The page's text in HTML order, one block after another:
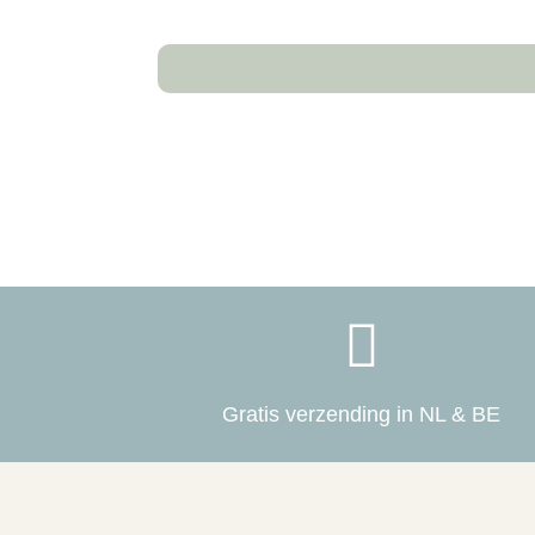

Gratis verzending in NL & BE